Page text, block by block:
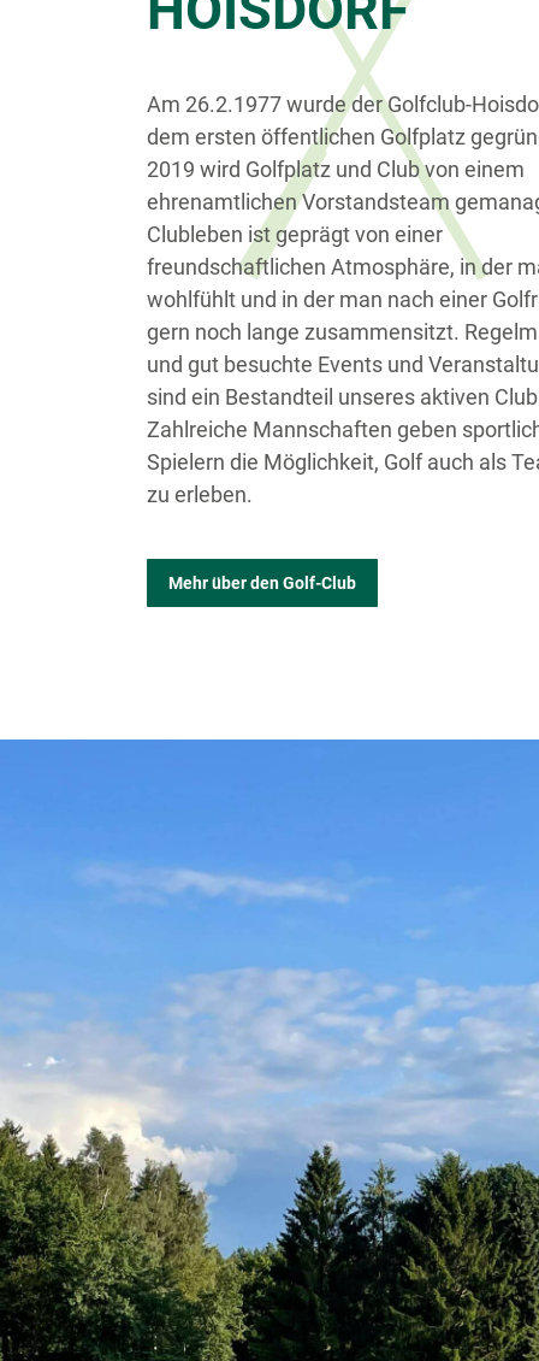
Am 26.2.1977 wurde der Golfclub-
dem ersten öffentlichen Golfplatz
2019 wird Golfplatz und Club von einem
ehrenamtlichen Vorstandsteam
Clubleben ist geprägt von einer
freundschaftlichen Atmosphäre, in der
wohlfühlt und in der man nach einer
gern noch lange zusammensitzt.
und gut besuchte Events und
sind ein Bestandteil unseres aktiven
Zahlreiche Mannschaften geben
Spielern die Möglichkeit, Golf auch als
zu erleben.
Mehr über den Golf-Club